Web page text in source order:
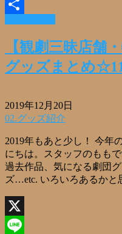
Email
共
【観劇三昧店舗
グッズまとめ
2019年12月20日
02.グッズ紹介
2019年もあと少し！ 今年
にちは。スタッフのもも
過去作品、気になる劇団
ズ…etc. いろいろあるか
X